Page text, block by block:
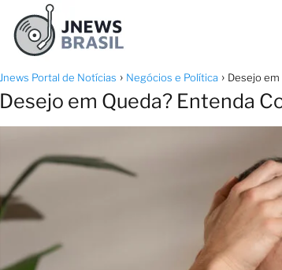
Jnews Portal de Notícias Negócios e Política Desejo em
Desejo em Queda? Entenda